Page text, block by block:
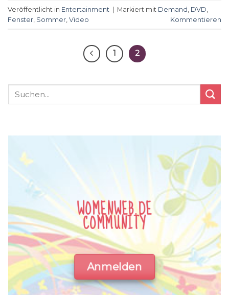
Veröffentlicht in Entertainment | Markiert mit Demand DVD
Fenster Sommer Video Kommentieren
1 2
WOMENWEB.DE
COMMUNITY
Anmelden